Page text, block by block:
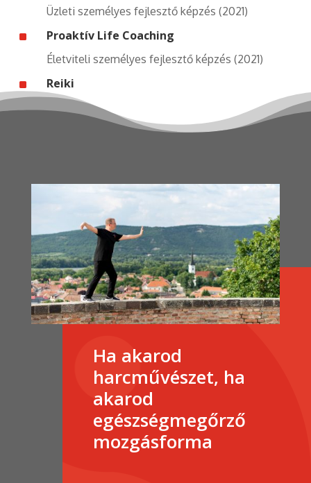
Üzleti személyes fejlesztő képzés (2021)
^ Proaktív Life Coaching
Életviteli személyes fejlesztő képzés (2021)
^ Reiki
Ha akarod
harcművészet, ha
akarod
egészségmegőrző
mozgásforma